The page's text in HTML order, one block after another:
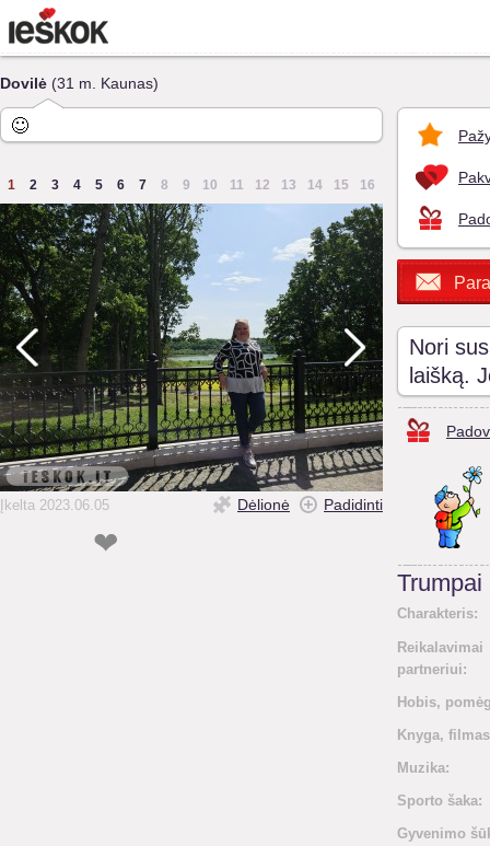
Dovilė (31 m. Kaunas)
1 2 3 4 5 6 7 8 9 10 11 12 13 14 15 16
Įkelta 2023.06.05 Dėlionė Padidinti
❤
Nori
laišką.
Trumpai
Charakteris:
Reikalavimai
partneriui:
Hobis,
Knyga,
Muzika:
Sporto šaka:
Gyvenimo